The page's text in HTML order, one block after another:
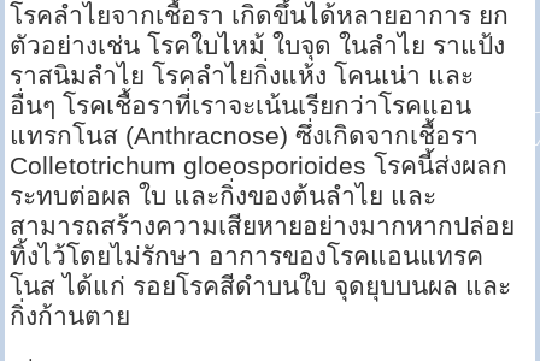
โรคลำไยจากเชื้อรา เกิดขึ้นได้หลายอาการ ยก
ตัวอย่างเช่น โรคใบไหม้ ใบจุด ในลำไย ราแป้ง
ราสนิมลำไย โรคลำไยกิ่งแห้ง โคนเน่า และ
อื่นๆ โรคเชื้อราที่เราจะเน้นเรียกว่าโรคแอน
แทรกโนส (Anthracnose) ซึ่งเกิดจากเชื้อรา
Colletotrichum gloeosporioides โรคนี้ส่งผลก
ระทบต่อผล ใบ และกิ่งของต้นลำไย และ
สามารถสร้างความเสียหายอย่างมากหากปล่อย
ทิ้งไว้โดยไม่รักษา อาการของโรคแอนแทรค
โนส ได้แก่ รอยโรคสีดำบนใบ จุดยุบบนผล และ
กิ่งก้านตาย